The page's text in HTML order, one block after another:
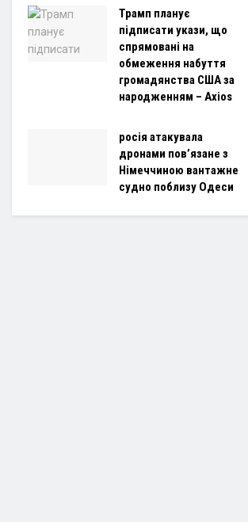
Трамп планує
підписати укази, що
спрямовані на
обмеження набуття
громадянства США за
народженням – Axios
росія атакувала
дронами пов’язане з
Німеччиною вантажне
судно поблизу Одеси